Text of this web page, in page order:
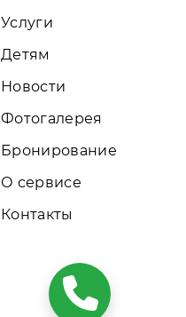
Услуги
Детям
Новости
Фотогалерея
Бронирование
О сервисе
Контакты